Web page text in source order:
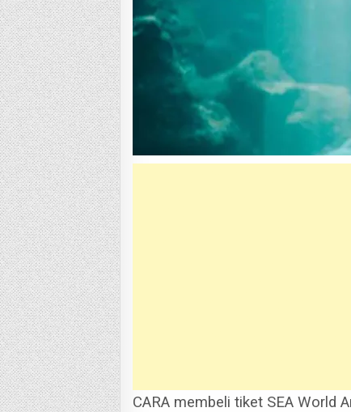
CARA membeli tiket SEA World